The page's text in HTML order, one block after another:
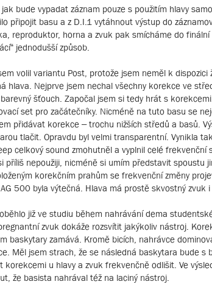
bude vypadat záznam pouze s použitím hlavy
připojit basu a z D.I.1 vytáhnout výstup do
reproduktor, horna a zvuk pak smícháme do
jednodušší způsob.
volil variantu Post, protože jsem neměl k
hlava. Nejprve jsem nechal všechny korekce ve
šťouch. Započal jsem si tedy hrát s
set pro začátečníky. Nicméně na tuto basu se
přidávat korekce – trochu nižších středů a basů.
tlačit. Opravdu byl velmi transparentní. Vynikla
celkový sound zmohutněl a vyplnil celé
příliš nepoužiji, nicméně si umím představit spoustu
korekčním prahům se frekvenční změny
500 byla výtečná. Hlava má prostě skvostný zvuk i
již ve studiu během nahrávání dema
zvuk dokáže rozsvítit jakýkoliv nástroj.
baskytary zamává. Kromě bicích, nahrávce
Měl jsem strach, že se následná baskytara bude
korekcemi u hlavy a zvuk frekvenčně odlišit. Ve
že basista nahrával též na laciný nástroj.